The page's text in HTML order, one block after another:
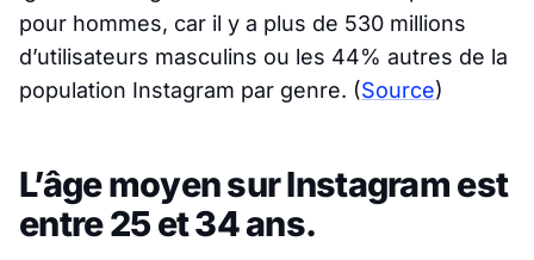
pour hommes, car il y a plus de 530 millions
d’utilisateurs masculins ou les 44% autres de la
population Instagram par genre. (Source)
L’âge moyen sur Instagram est
entre 25 et 34 ans.